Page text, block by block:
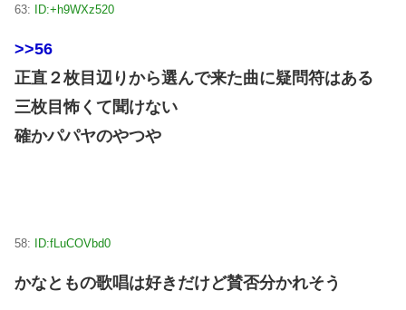
63: ID:+h9WXz520
>>56
正直２枚目辺りから選んで来た曲に疑問符はある
三枚目怖くて聞けない
確かパパヤのやつや
58: ID:fLuCOVbd0
かなともの歌唱は好きだけど賛否分かれそう